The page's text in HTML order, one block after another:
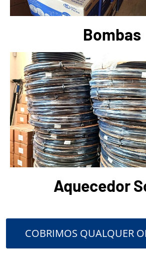
Bombas
Aquecedor
COBRIMOS QUALQUER